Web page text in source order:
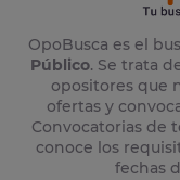
OpoBusca es el
Público. Se trata
opositores que
ofertas y
Convocatorias de
conoce los
fechas